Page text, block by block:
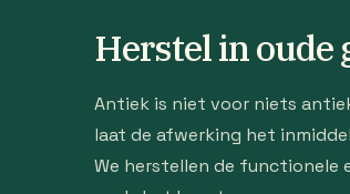
Herstel in oude
Antiek is niet voor niets
laat de afwerking het
We herstellen de functionele